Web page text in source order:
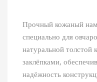
Прочный кожаный
специально для
натуральной толстой
заклёпками,
надёжность